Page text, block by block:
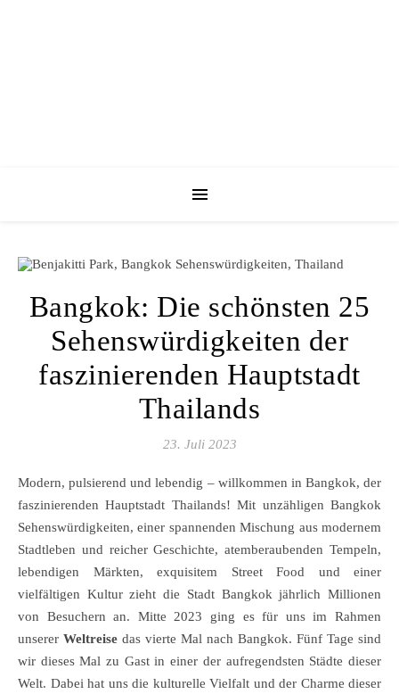
Bangkok: Die schönsten 25
Sehenswürdigkeiten der
faszinierenden Hauptstadt
Thailands
23. Juli 2023
Modern, pulsierend und lebendig – willkommen in Bangkok, der
faszinierenden Hauptstadt Thailands! Mit unzähligen Bangkok
Sehenswürdigkeiten, einer spannenden Mischung aus modernem
Stadtleben und reicher Geschichte, atemberaubenden Tempeln,
lebendigen Märkten, exquisitem Street Food und einer
vielfältigen Kultur zieht die Stadt Bangkok jährlich Millionen
von Besuchern an. Mitte 2023 ging es für uns im Rahmen
unserer Weltreise das vierte Mal nach Bangkok. Fünf Tage sind
wir dieses Mal zu Gast in einer der aufregendsten Städte dieser
Welt. Dabei hat uns die kulturelle Vielfalt und der Charme dieser